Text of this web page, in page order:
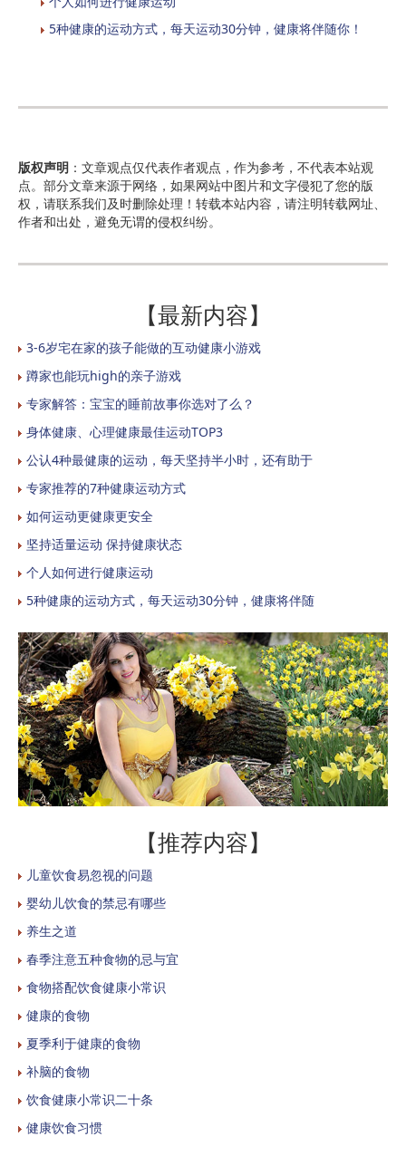
5种健康的运动方式，每天运动30分钟，健康将伴随你！
版权声明 ：文章观点仅代表作者观点，作为参考，不代表本站观
点。部分文章来源于网络，如果网站中图片和文字侵犯了您的版
权，请联系我们及时删除处理！转载本站内容，请注明转载网址、
作者和出处，避免无谓的侵权纠纷。
【最新内容】
3-6岁宅在家的孩子能做的互动健康小游戏
蹲家也能玩high的亲子游戏
专家解答：宝宝的睡前故事你选对了么？
身体健康、心理健康最佳运动TOP3
公认4种最健康的运动，每天坚持半小时，还有助于
专家推荐的7种健康运动方式
如何运动更健康更安全
坚持适量运动 保持健康状态
个人如何进行健康运动
5种健康的运动方式，每天运动30分钟，健康将伴随
【推荐内容】
儿童饮食易忽视的问题
婴幼儿饮食的禁忌有哪些
养生之道
春季注意五种食物的忌与宜
食物搭配饮食健康小常识
健康的食物
夏季利于健康的食物
补脑的食物
饮食健康小常识二十条
健康饮食习惯